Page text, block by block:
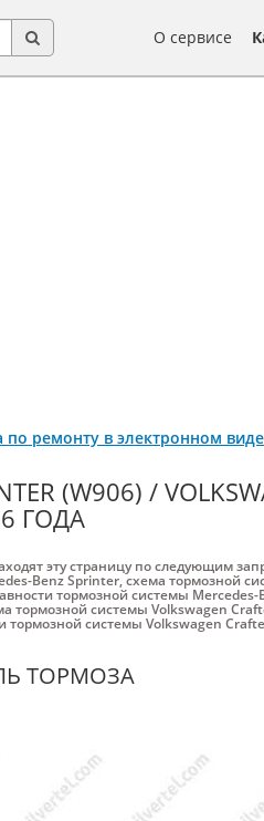
О сервисе
по ремонту в электронном виде
(W906) /
ГОДА
эту страницу по следующим
Benz Sprinter,схема тормозной
тормозной системы
тормозной системы Volkswagen
тормозной системы Volkswagen
ТОРМОЗА